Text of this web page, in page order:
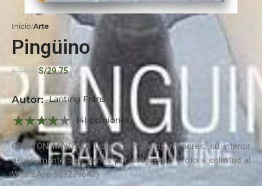
Inicio Arte
Pingüino
S/35.00 S/29.75
Autor: Lanting Frans
(4) opiniones
OFERTÓN MINIYAYA Libros con daños menores; su interior
generalmente bien; daños por antigüedad. (Foto a solicitud al
WhatsApp 989279642)